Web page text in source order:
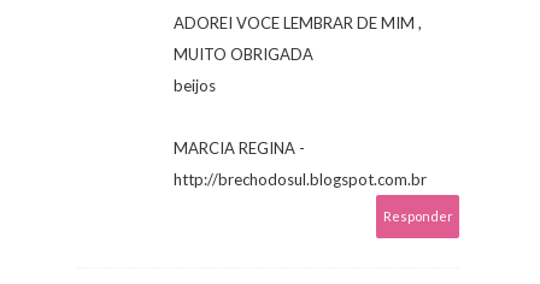
ADOREI VOCE LEMBRAR DE MIM ,
MUITO OBRIGADA
beijos
MARCIA REGINA -
http://brechodosul.blogspot.com.br
Responder